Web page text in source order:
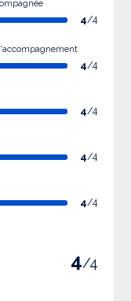
4/4
4/4
4/4
4/4
4/4
4/4